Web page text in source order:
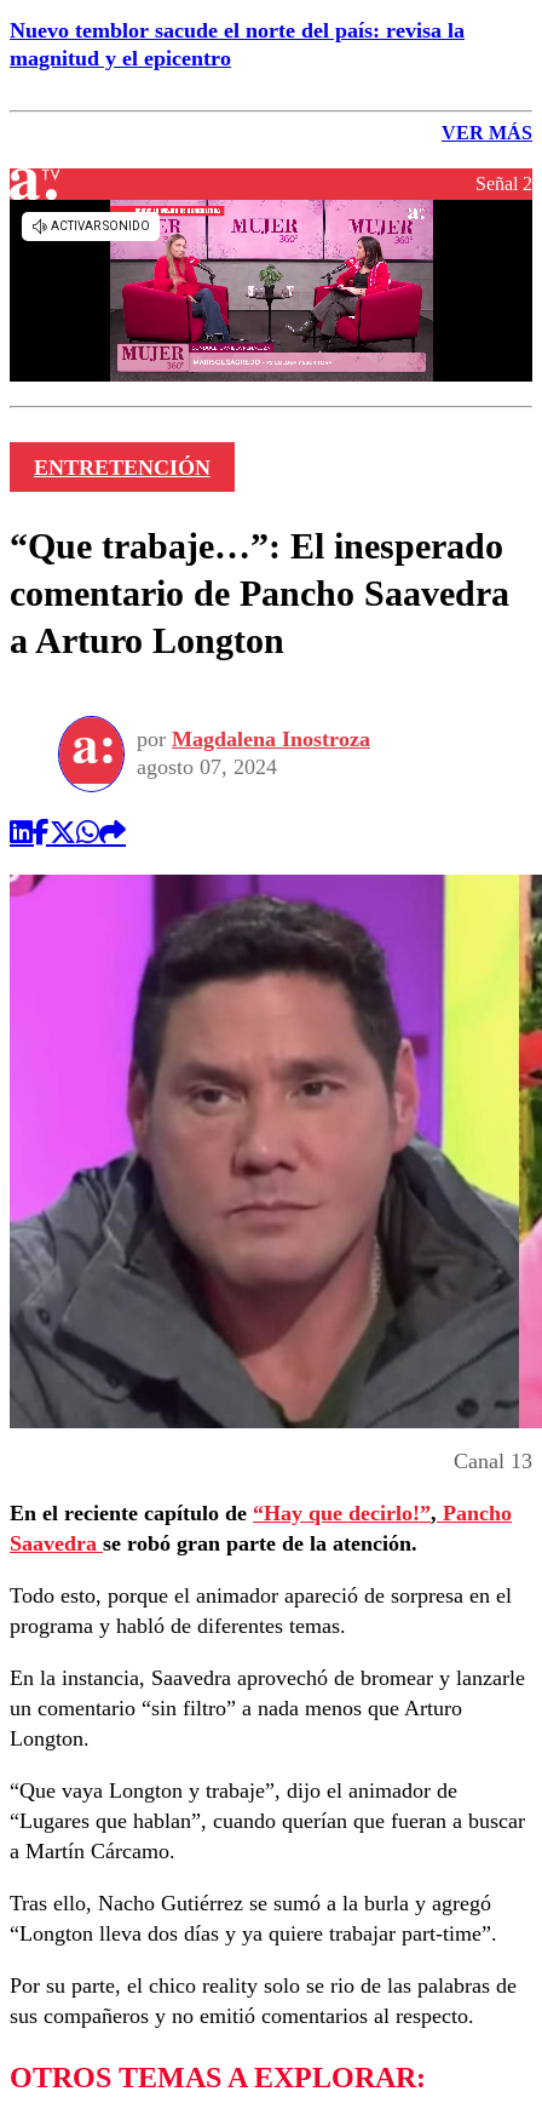
Nuevo temblor sacude el norte del país: revisa la
magnitud y el epicentro
VER MÁS
Señal 2
ENTRETENCIÓN
“Que trabaje…”: El inesperado
comentario de Pancho Saavedra
a Arturo Longton
por Magdalena Inostroza
agosto 07, 2024
Canal 13
En el reciente capítulo de “Hay que decirlo!”, Pancho
Saavedra se robó gran parte de la atención.
Todo esto, porque el animador apareció de sorpresa en el
programa y habló de diferentes temas.
En la instancia, Saavedra aprovechó de bromear y lanzarle
un comentario “sin filtro” a nada menos que Arturo
Longton.
“Que vaya Longton y trabaje”, dijo el animador de
“Lugares que hablan”, cuando querían que fueran a buscar
a Martín Cárcamo.
Tras ello, Nacho Gutiérrez se sumó a la burla y agregó
“Longton lleva dos días y ya quiere trabajar part-time”.
Por su parte, el chico reality solo se rio de las palabras de
sus compañeros y no emitió comentarios al respecto.
OTROS TEMAS A EXPLORAR: